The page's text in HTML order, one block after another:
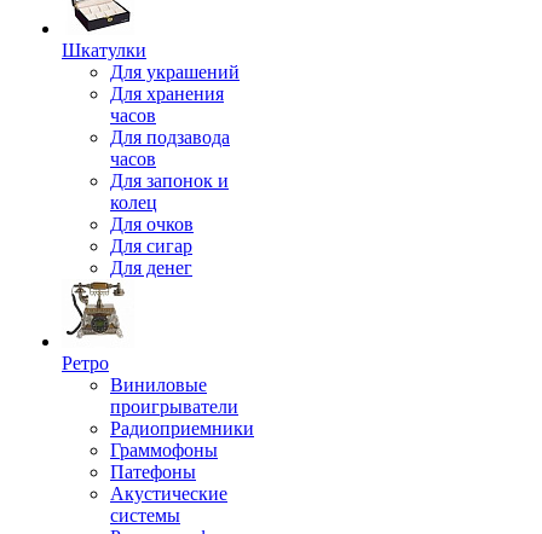
Шкатулки
Для украшений
Для хранения
часов
Для подзавода
часов
Для запонок и
колец
Для очков
Для сигар
Для денег
Ретро
Виниловые
проигрыватели
Радиоприемники
Граммофоны
Патефоны
Акустические
системы